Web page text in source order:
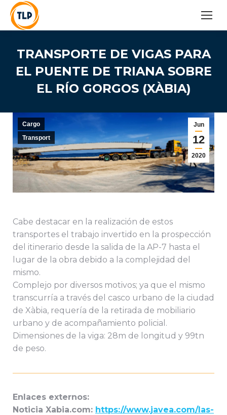
TRANSPORTE DE VIGAS PARA
EL PUENTE DE TRIANA SOBRE
EL RÍO GORGOS (XÀBIA)
Jun
12
2020
Cargo
Transport
Cabe destacar en la realización de estos
transportes el trabajo invertido en la prospección
del itinerario desde la salida de la AP-7 hasta el
lugar de la obra debido a la complejidad del
mismo.
Complejo por diversos motivos; ya que el mismo
transcurría a través del casco urbano de la ciudad
de Xàbia, requería de la retirada de mobiliario
urbano y de acompañamiento policial.
Dimensiones de la viga: 28m de longitud y 99tn
de peso.
Enlaces externos:
Noticia Xabia.com: https://www.javea.com/las-